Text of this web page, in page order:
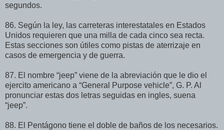
segundos.
86. Según la ley, las carreteras interestatales en Estados
Unidos requieren que una milla de cada cinco sea recta.
Estas secciones son útiles como pistas de aterrizaje en
casos de emergencia y de guerra.
87. El nombre “jeep” viene de la abreviación que le dio el
ejercito americano a “General Purpose vehicle”, G. P. Al
pronunciar estas dos letras seguidas en ingles, suena
“jeep”.
88. El Pentágono tiene el doble de baños de los necesarios.